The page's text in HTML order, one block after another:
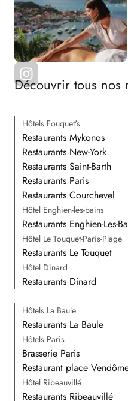
Découvrir tous nos
Hôtels Fouquet's
Restaurants Mykonos
Restaurants New-York
Restaurants Saint-Barth
Restaurants Paris
Restaurants Courchevel
Hôtel Enghien-les-bains
Restaurants Enghien-Les-
Hôtel Le Touquet-Paris-Plage
Restaurants Le Touquet
Hôtel Dinard
Restaurants Dinard
Hôtels La Baule
Restaurants La Baule
Hôtels Paris
Brasserie Paris
Restaurant place
Hôtel Ribeauvillé
Restaurants Ribeauvillé